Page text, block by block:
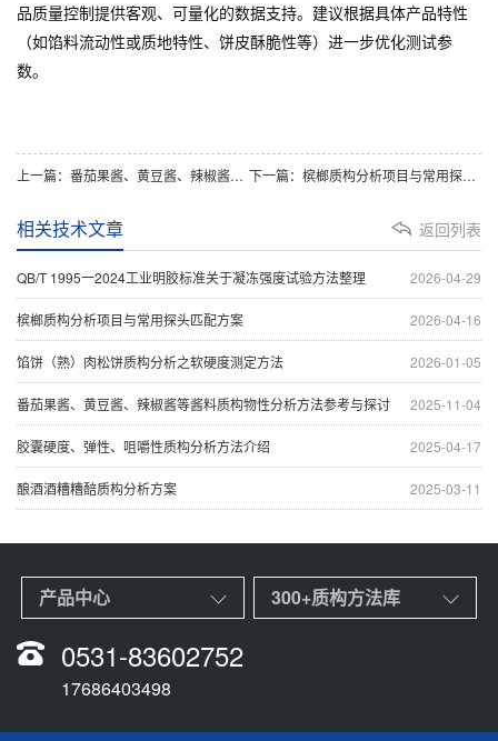
品质量控制提供客观、可量化的数据支持。建议根据具体产品特性
（如馅料流动性或质地特性、饼皮酥脆性等）进一步优化测试参
数。
上一篇：番茄果酱、黄豆酱、辣椒酱等酱料质构物性分析方法参考与探讨 下一篇：槟榔质构分析项目与常用探头匹配方案
返回列表
相关技术文章
2026-04-29
QB/T 1995一2024工业明胶标准关于凝冻强度试验方法整理
2026-04-16
槟榔质构分析项目与常用探头匹配方案
2026-01-05
馅饼（熟）肉松饼质构分析之软硬度测定方法
2025-11-04
番茄果酱、黄豆酱、辣椒酱等酱料质构物性分析方法参考与探讨
2025-04-17
胶囊硬度、弹性、咀嚼性质构分析方法介绍
2025-03-11
酿酒酒糟糟醅质构分析方案
产品中心 300+质构方法库
0531-83602752
17686403498